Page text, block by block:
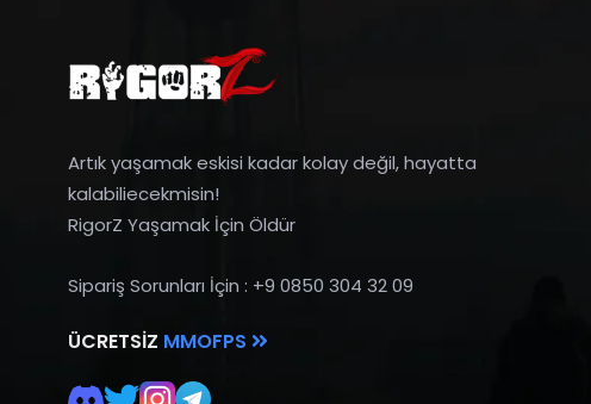
Artık yaşamak eskisi kadar kolay değil, hayatta
kalabiliecekmisin!
RigorZ Yaşamak İçin Öldür
Sipariş Sorunları İçin : +9 0850 304 32 09
ÜCRETSIZ MMOFPS